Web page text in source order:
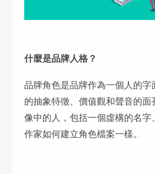
什麼是品牌人格？
品牌角色是品牌作為一個人的字
的抽象特徵、價值觀和聲音的面
像中的人，包括一個虛構的名字
作家如何建立角色檔案一樣。